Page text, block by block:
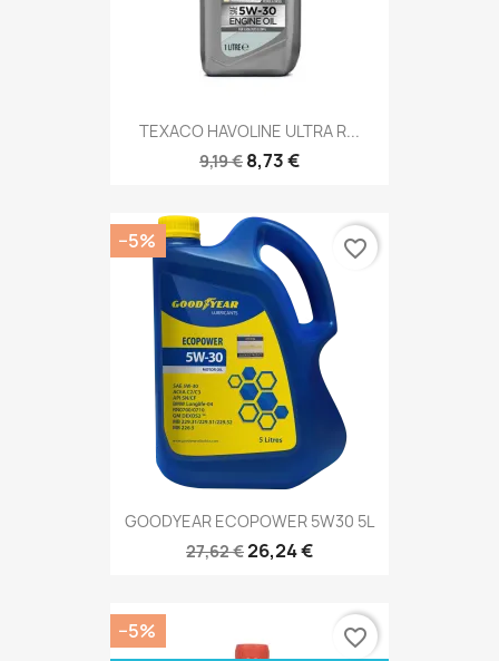
TEXACO HAVOLINE ULTRA R...
9,19 € 8,73 €
GOODYEAR ECOPOWER 5W30 5L
27,62 €26,24 €
−5% favorite_border
−5%
favorite_border